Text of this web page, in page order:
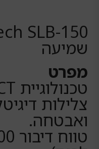
היה:
שמיעה
מפרט
צלילות
ואבטחה.